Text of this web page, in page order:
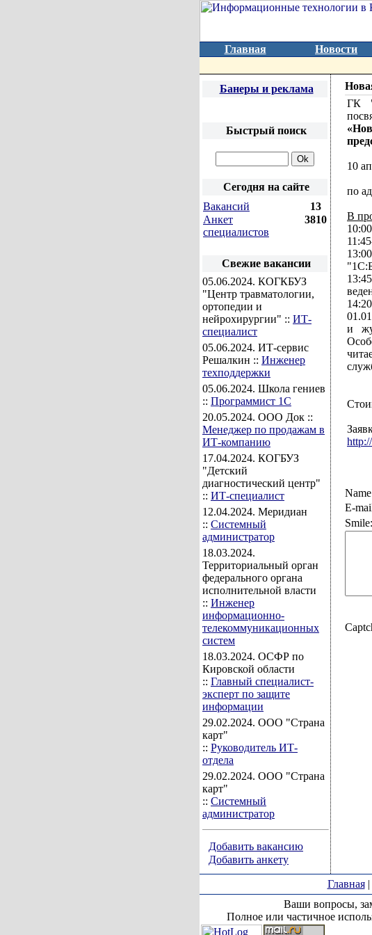
Главная Новости
Банеры и реклама
Быстрый поиск
Сегодня на сайте
Вакансий
13
Анкет
специалистов
3810
Свежие вакансии
05.06.2024. КОГКБУЗ
"Центр травматологии,
ортопедии и
нейрохирургии" :: ИТ-
специалист
05.06.2024. ИТ-сервис
Решалкин :: Инженер
техподдержки
05.06.2024. Школа гениев
:: Программист 1С
20.05.2024. ООО Док ::
Менеджер по продажам в
ИТ-компанию
17.04.2024. КОГБУЗ
"Детский
диагностический центр"
:: ИТ-специалист
12.04.2024. Меридиан
:: Системный
администратор
18.03.2024.
Территориальный орган
федерального органа
исполнительной власти
:: Инженер
информационно-
телекоммуникационных
систем
18.03.2024. ОСФР по
Кировской области
:: Главный специалист-
эксперт по защите
информации
29.02.2024. ООО "Страна
карт"
:: Руководитель ИТ-
отдела
29.02.2024. ООО "Страна
карт"
:: Системный
администратор
Добавить вакансию
Добавить анкету
ГК
10
по
В
и
E-
Smile:
Главная|
Ваши вопросы,
Полное или частичное